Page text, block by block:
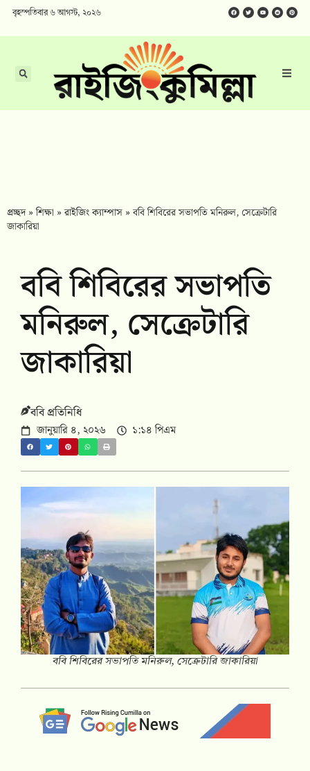
বৃহস্পতিবার ৬ আগস্ট, ২০২৬
প্রচ্ছদ»শিক্ষা »রাইজিং ক্যাম্পাস »ববি শিবিরের সভাপতি মনিরুল, সেক্রেটারি
জাকারিয়া
ববি শিবিরের সভাপতি
মনিরুল, সেক্রেটারি
জাকারিয়া
ববি প্রতিনিধি
জানুয়ারি ৪, ২০২৬ ১:১৪ পিএম
ববি শিবিরের সভাপতি মনিরুল, সেক্রেটারি জাকারিয়া